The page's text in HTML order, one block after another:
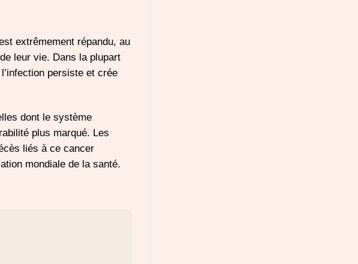
extrêmement répandu, au
leur vie. Dans la plupart
persiste et crée
dont le système
plus marqué. Les
liés à ce cancer
mondiale de la santé.